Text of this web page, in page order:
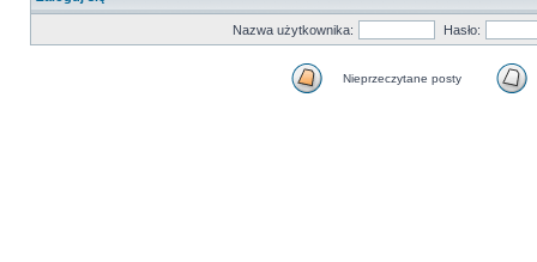
Nazwa użytkownika: Hasło:
Nieprzeczytane posty